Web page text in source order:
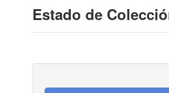
Contacto
Iniciar sesión
Estado de